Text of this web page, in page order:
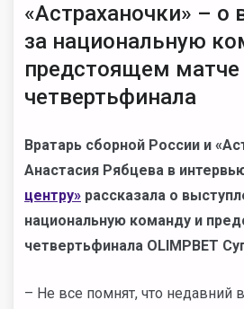
«Астраханочки» – о
за национальную
предстоящем матче
четвертьфинала
Вратарь сборной России и
Анастасия Рябцева в
центру» рассказала о
национальную команду и
четвертьфинала OLIMPBET
– Не все помнят, что недавний